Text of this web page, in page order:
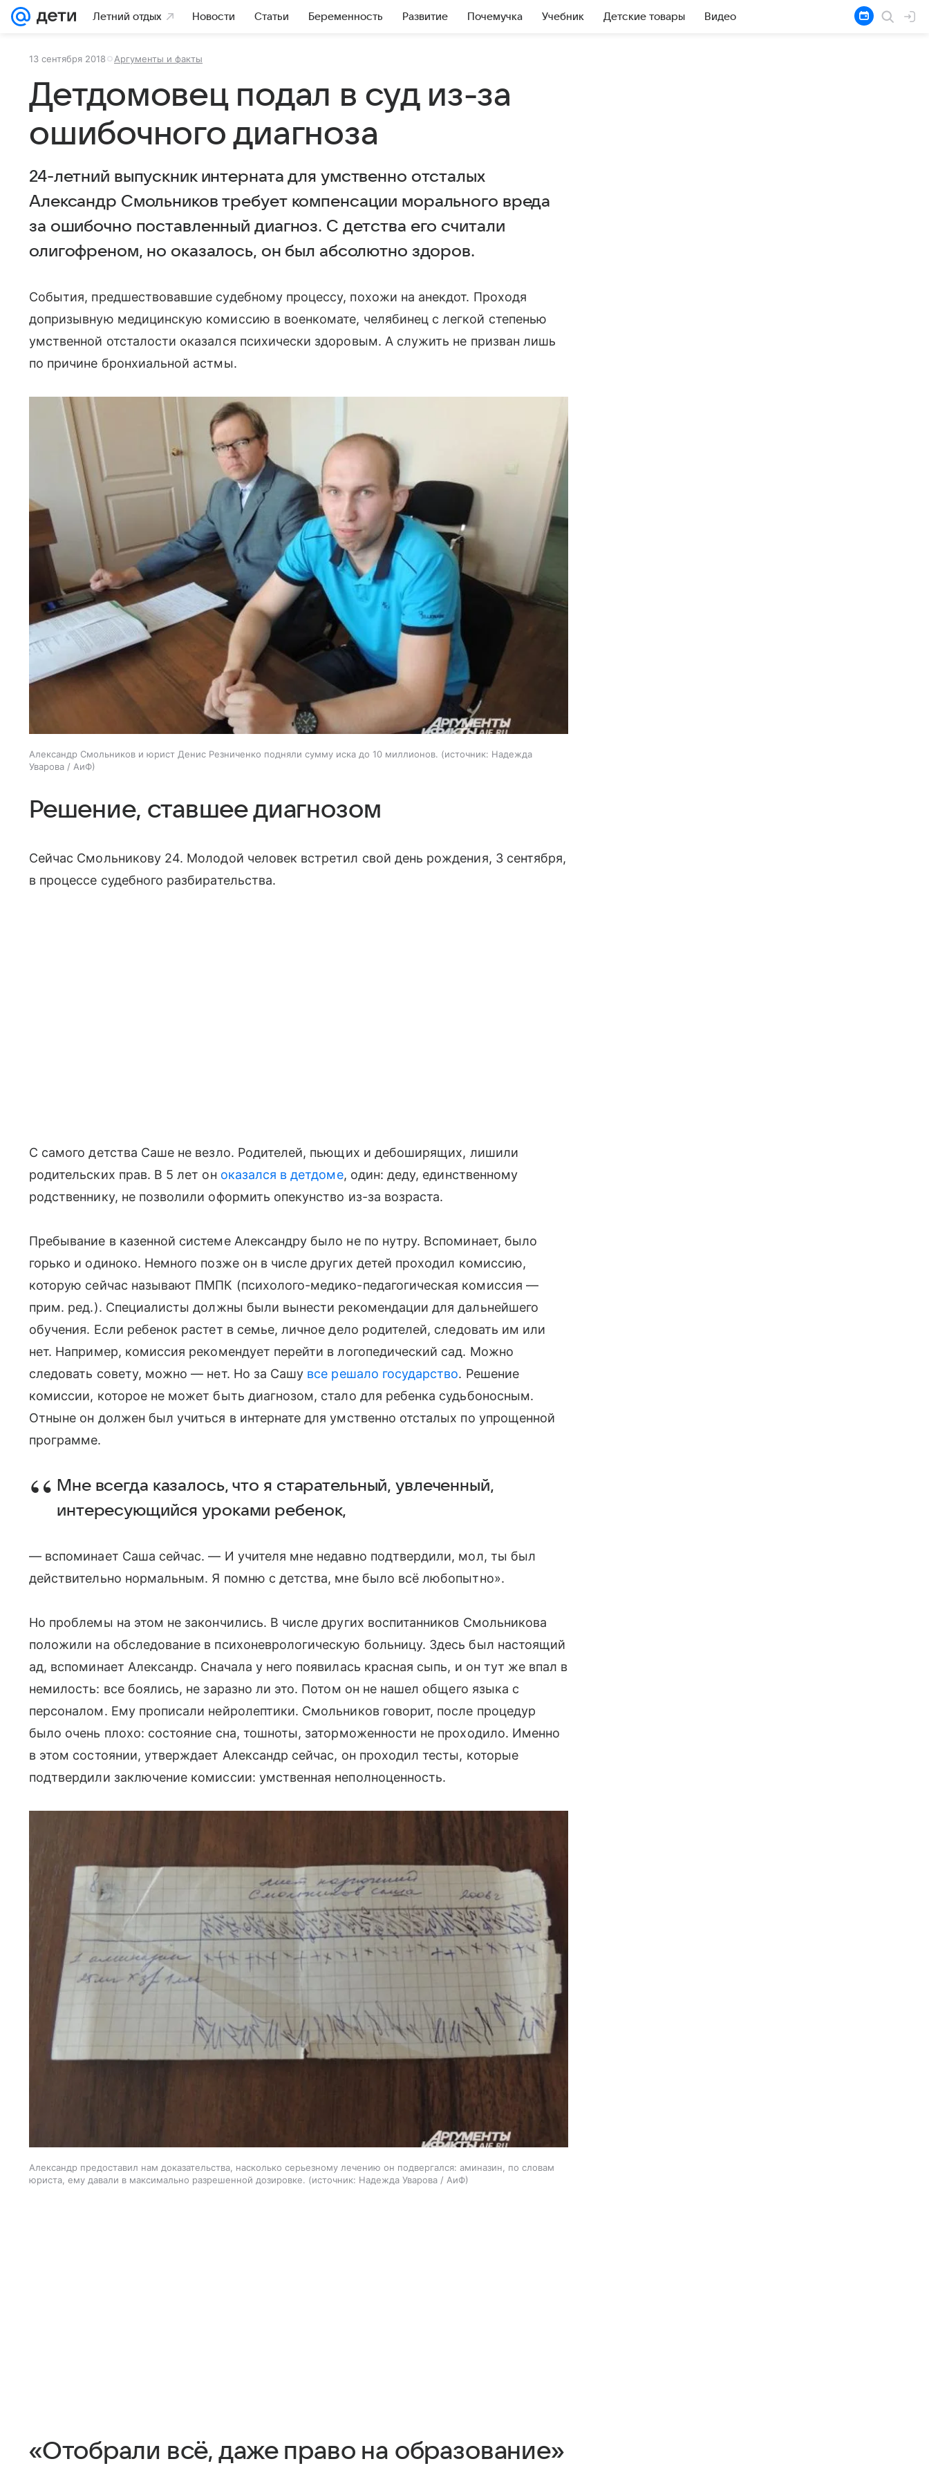
Летний отдых Новости Статьи Беременность Развитие Почемучка Учебник Детские товары Видео
13 сентября 2018 Аргументы и факты
Детдомовец подал в суд из-за
ошибочного диагноза
24-летний выпускник интерната для умственно отсталых
Александр Смольников требует компенсации морального вреда
за ошибочно поставленный диагноз. С детства его считали
олигофреном, но оказалось, он был абсолютно здоров.
События, предшествовавшие судебному процессу, похожи на анекдот. Проходя
допризывную медицинскую комиссию в военкомате, челябинец с легкой степенью
умственной отсталости оказался психически здоровым. А служить не призван лишь
по причине бронхиальной астмы.
Александр Смольников и юрист Денис Резниченко подняли сумму иска до 10 миллионов. источник: Надежда
Уварова / АиФ
Решение, ставшее диагнозом
Сейчас Смольникову 24. Молодой человек встретил свой день рождения, 3 сентября,
в процессе судебного разбирательства.
С самого детства Саше не везло. Родителей, пьющих и дебоширящих, лишили
родительских прав. В 5 лет он оказался в детдоме, один: деду, единственному
родственнику, не позволили оформить опекунство из-за возраста.
Пребывание в казенной системе Александру было не по нутру. Вспоминает, было
горько и одиноко. Немного позже он в числе других детей проходил комиссию,
которую сейчас называют ПМПК (психолого-медико-педагогическая комиссия —
прим. ред.). Специалисты должны были вынести рекомендации для дальнейшего
обучения. Если ребенок растет в семье, личное дело родителей, следовать им или
нет. Например, комиссия рекомендует перейти в логопедический сад. Можно
следовать совету, можно — нет. Но за Сашу все решало государство. Решение
комиссии, которое не может быть диагнозом, стало для ребенка судьбоносным.
Отныне он должен был учиться в интернате для умственно отсталых по упрощенной
программе.
Мне всегда казалось, что я старательный, увлеченный,
интересующийся уроками ребенок,
— вспоминает Саша сейчас. — И учителя мне недавно подтвердили, мол, ты был
действительно нормальным. Я помню с детства, мне было всё любопытно».
Но проблемы на этом не закончились. В числе других воспитанников Смольникова
положили на обследование в психоневрологическую больницу. Здесь был настоящий
ад, вспоминает Александр. Сначала у него появилась красная сыпь, и он тут же впал в
немилость: все боялись, не заразно ли это. Потом он не нашел общего языка с
персоналом. Ему прописали нейролептики. Смольников говорит, после процедур
было очень плохо: состояние сна, тошноты, заторможенности не проходило. Именно
в этом состоянии, утверждает Александр сейчас, он проходил тесты, которые
подтвердили заключение комиссии: умственная неполноценность.
Александр предоставил нам доказательства, насколько серьезному лечению он подвергался: аминазин, по словам
юриста, ему давали в максимально разрешенной дозировке.
источник: Надежда Уварова / АиФ
«Отобрали всё, даже право на образование»